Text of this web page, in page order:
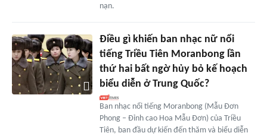
nạn.
Điều gì khiến ban nhạc nữ nổi
tiếng Triều Tiên Moranbong lần
thứ hai bất ngờ hủy bỏ kế hoạch
biểu diễn ở Trung Quốc?
Ban nhạc nổi tiếng Moranbong (Mẫu Đơn
Phong – Đỉnh cao Hoa Mẫu Đơn) của Triều
Tiên, ban đầu dự kiến đến thăm và biểu diễn